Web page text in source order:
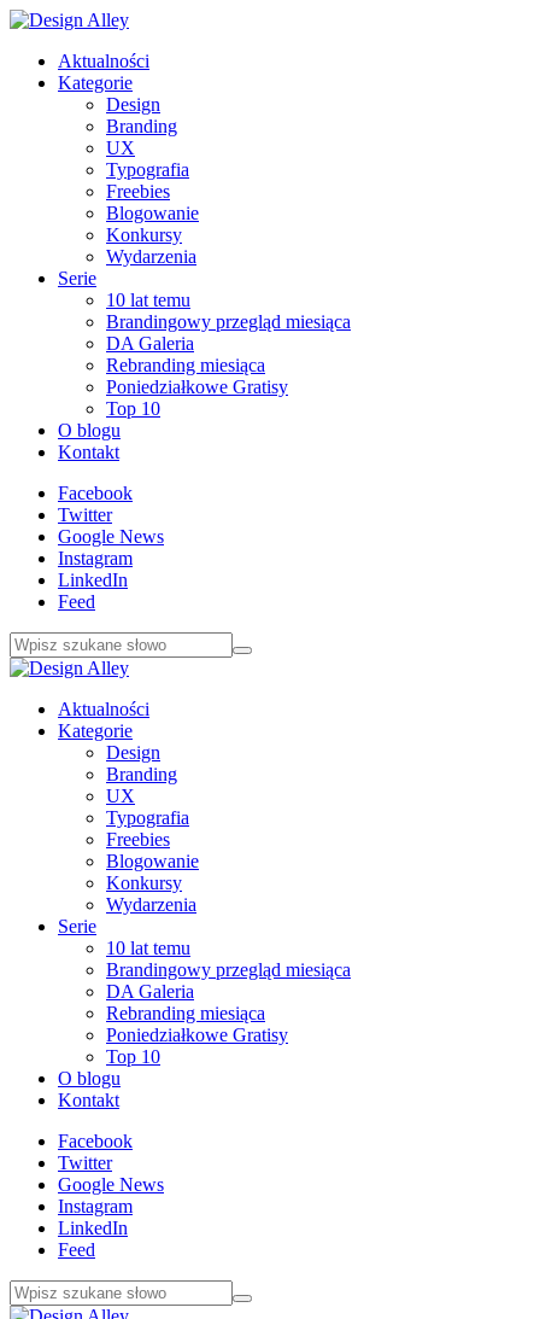
Aktualności
Kategorie
Design
Branding
UX
Typografia
Freebies
Blogowanie
Konkursy
Wydarzenia
Serie
10 lat temu
Brandingowy przegląd miesiąca
DA Galeria
Rebranding miesiąca
Poniedziałkowe Gratisy
Top 10
O blogu
Kontakt
Facebook
Twitter
Google News
Instagram
LinkedIn
Feed
Aktualności
Kategorie
Design
Branding
UX
Typografia
Freebies
Blogowanie
Konkursy
Wydarzenia
Serie
10 lat temu
Brandingowy przegląd miesiąca
DA Galeria
Rebranding miesiąca
Poniedziałkowe Gratisy
Top 10
O blogu
Kontakt
Facebook
Twitter
Google News
Instagram
LinkedIn
Feed